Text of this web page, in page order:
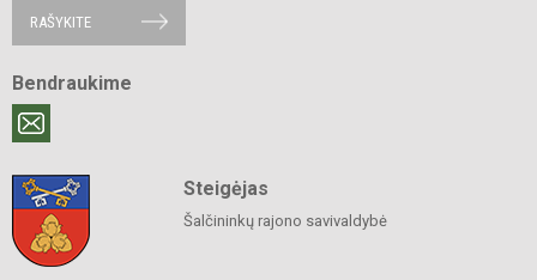
RAŠYKITE
Bendraukime
Steigėjas
Šalčininkų rajono savivaldybė